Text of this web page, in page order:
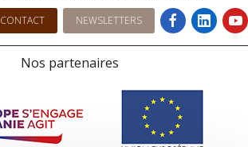
CONTACT NEWSLETTERS
Nos partenaires